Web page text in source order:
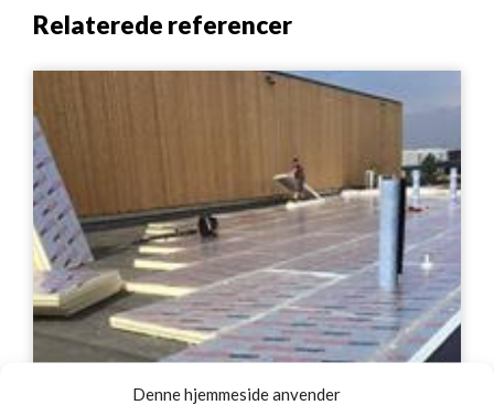
Denne hjemmeside anvender
Relaterede referencer